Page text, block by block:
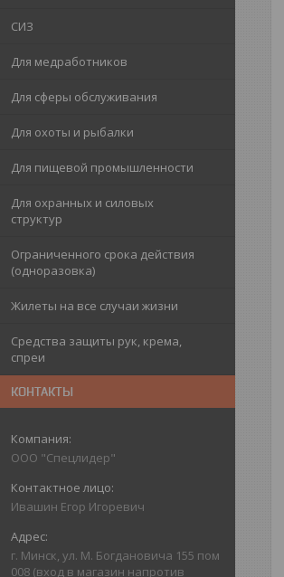
СИЗ
Для медработников
Для сферы обслуживания
Для охоты и рыбалки
Для пищевой промышленности
Для охранных и силовых
структур
Ограниченного срока действия
(одноразовка)
Жилеты на все случаи жизни
Средства защиты рук, крема,
спреи
КОНТАКТЫ
ООО "Спецлидер"
Ивашин Егор Игоревич
г. Минск, ул. М. Богдановича 155 пом
008 (вход в магазин напротив